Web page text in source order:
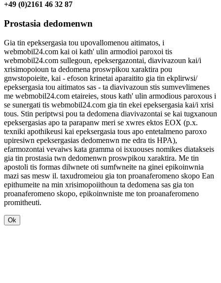
+49 (0)2161 46 32 87
Prostasia dedomenwn
Gia tin epeksergasia tou upovallomenou aitimatos, i
webmobil24.com kai oi kath' ulin armodioi paroxoi tis
webmobil24.com sullegoun, epeksergazontai, diavivazoun kai/i
xrisimopoioun ta dedomena proswpikou xaraktira pou
gnwstopoieite, kai - efoson krinetai aparaitito gia tin ekplirwsi/
epeksergasia tou aitimatos sas - ta diavivazoun stis sumvevlimenes
me webmobil24.com etaireies, stous kath' ulin armodious paroxous i
se sunergati tis webmobil24.com gia tin ekei epeksergasia kai/i xrisi
tous. Stin periptwsi pou ta dedomena diavivazontai se kai tugxanoun
epeksergasias apo ta parapanw meri se xwres ektos EOX (p.x.
texniki apothikeusi kai epeksergasia tous apo entetalmeno paroxo
upiresiwn epeksergasias dedomenwn me edra tis HPA),
efarmozontai vevaiws kata gramma oi isxuouses nomikes diatakseis
gia tin prostasia twn dedomenwn proswpikou xaraktira. Me tin
apostoli tis formas dilwnete oti sumfwneite na ginei epikoinwnia
mazi sas mesw il. taxudromeiou gia ton proanaferomeno skopo Ean
epithumeite na min xrisimopoiithoun ta dedomena sas gia ton
proanaferomeno skopo, epikoinwniste me ton proanaferomeno
promitheuti.
Ok